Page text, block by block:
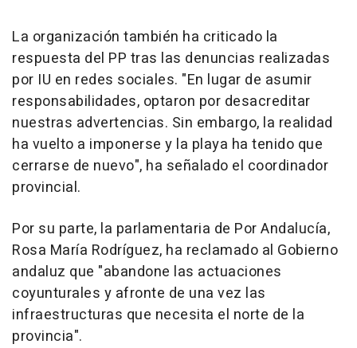
La organización también ha criticado la
respuesta del PP tras las denuncias realizadas
por IU en redes sociales. "En lugar de asumir
responsabilidades, optaron por desacreditar
nuestras advertencias. Sin embargo, la realidad
ha vuelto a imponerse y la playa ha tenido que
cerrarse de nuevo", ha señalado el coordinador
provincial.
Por su parte, la parlamentaria de Por Andalucía,
Rosa María Rodríguez, ha reclamado al Gobierno
andaluz que "abandone las actuaciones
coyunturales y afronte de una vez las
infraestructuras que necesita el norte de la
provincia".